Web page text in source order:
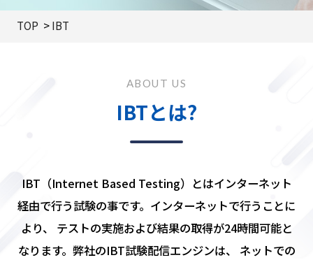
TOP IBT
ABOUT US
IBTとは?
IBT（Internet Based Testing）とはインターネット
経由で行う試験の事です。インターネットで行うことに
より、
テストの実施および結果の取得が24時間可能と
なります。弊社のIBT試験配信エンジンは、
ネットでの